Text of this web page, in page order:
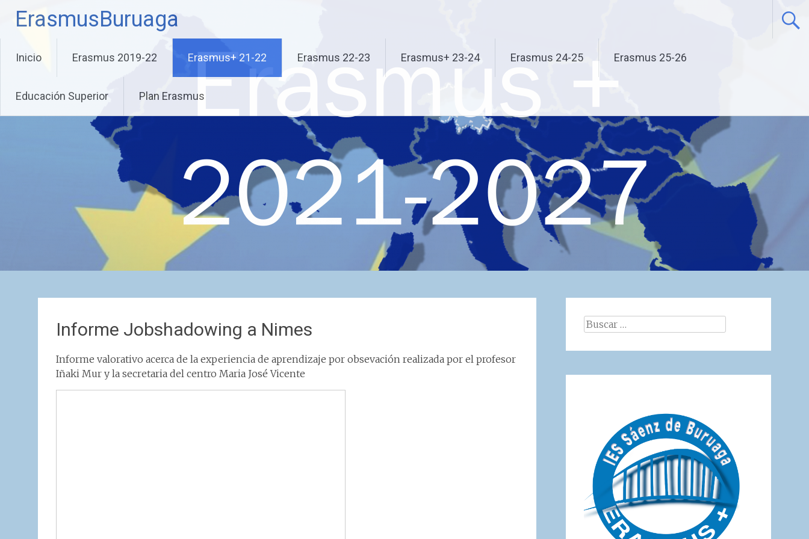
contenido
ErasmusBuruaga
Inicio Erasmus 2019-22 Erasmus+ 21-22 Erasmus 22-23 Erasmus+ 23-24 Erasmus 24-25 Erasmus 25-26
Educación Superior Plan Erasmus
Informe Jobshadowing a Nimes
Informe valorativo acerca de la experiencia de aprendizaje por obsevación realizada por el profesor
Iñaki Mur y la secretaria del centro Maria José Vicente
Buscar: